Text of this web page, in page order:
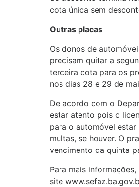
cota única sem
Outras placas
Os donos de
precisam quitar a
terceira cota para os
nos dias 28 e 29 de
De acordo com o
estar atento pois o
para o automóvel
multas, se houver. O
vencimento da quinta
Para mais
site